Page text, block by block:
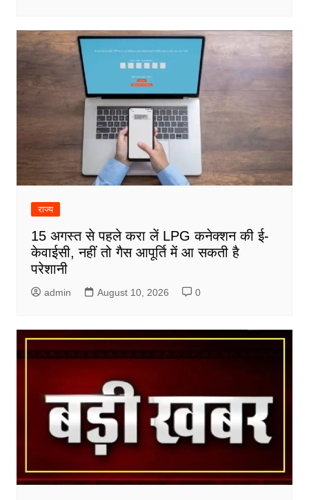
राज्य
15 अगस्त से पहले करा लें LPG कनेक्शन की ई-
केवाईसी, नहीं तो गैस आपूर्ति में आ सकती है
परेशानी
admin August 10, 2026 0